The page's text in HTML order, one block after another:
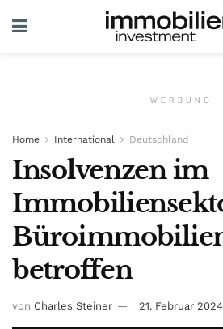
WERBUNG
Home International Deutschland
Insolvenzen im
betroffen
von Charles Steiner 21. Februar 2024